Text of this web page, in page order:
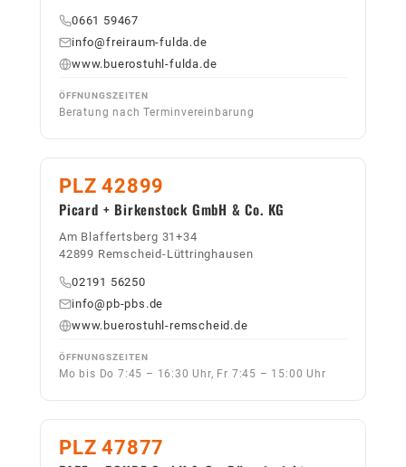
0661 59467
info@freiraum-fulda.de
www.buerostuhl-fulda.de
ÖFFNUNGSZEITEN
Beratung nach Terminvereinbarung
PLZ 42899
Picard + Birkenstock GmbH & Co. KG
Am Blaffertsberg 31+34
42899 Remscheid-Lüttringhausen
02191 56250
info@pb-pbs.de
www.buerostuhl-remscheid.de
ÖFFNUNGSZEITEN
Mo bis Do 7:45 – 16:30 Uhr, Fr 7:45 – 15:00 Uhr
PLZ 47877